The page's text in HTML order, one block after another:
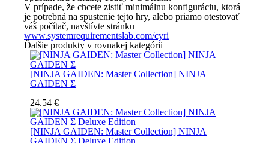
V prípade, že chcete zistiť minimálnu konfiguráciu, ktorá
je potrebná na spustenie tejto hry, alebo priamo otestovať
váš počítač, navštívte stránku
www.systemrequirementslab.com/cyri
Ďalšie produkty v rovnakej kategórii
[NINJA GAIDEN: Master Collection] NINJA
GAIDEN Σ
24.54 €
[NINJA GAIDEN: Master Collection] NINJA
GAIDEN Σ Deluxe Edition